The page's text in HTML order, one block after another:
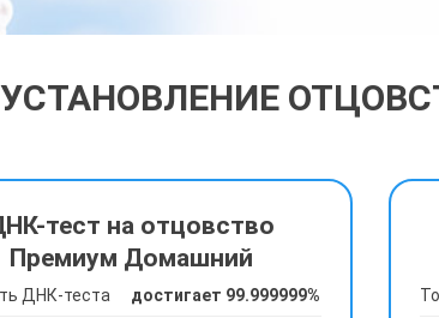
тест на отцовство
Премиум Домашний
ДНК-теста достигает 99.999999%